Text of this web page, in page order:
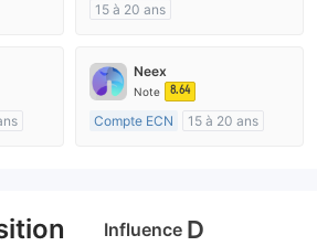
15 à 20 ans
Market Making (MM)
Auto-recherche
Neex
Note 8.64
Compte ECN
15 à 20 ans
Influence D